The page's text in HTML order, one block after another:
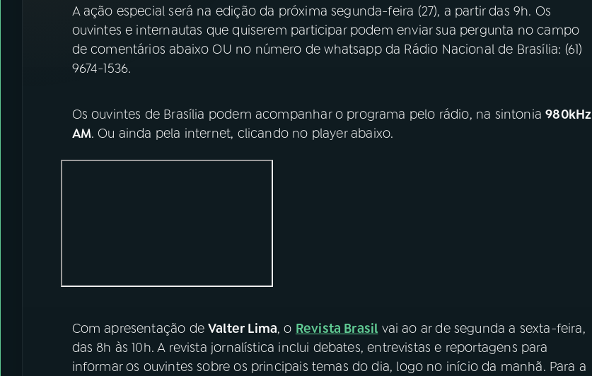
A ação especial será na edição da próxima segunda-feira (27), a partir das 9h. Os
ouvintes e internautas que quiserem participar podem enviar sua pergunta no campo
de comentários abaixo OU no número de whatsapp da Rádio Nacional de Brasília: (61)
9674-1536.
Os ouvintes de Brasília podem acompanhar o programa pelo rádio, na sintonia980kHz
AM. Ou ainda pela internet, clicando no player abaixo.
Com apresentação deValter Lima, o Revista Brasil vai ao ar de segunda a sexta-feira,
das 8h às 10h. A revista jornalística inclui debates, entrevistas e reportagens para
informar os ouvintes sobre os principais temas do dia, logo no início da manhã. Para a